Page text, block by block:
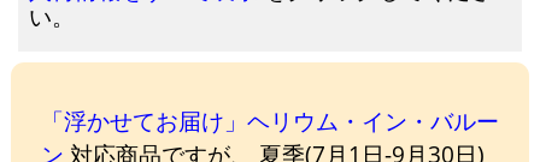
い。
「浮かせてお届け」ヘリウム・イン・バルー
ン 対応商品ですが、 夏季(7月1日-9月30日)